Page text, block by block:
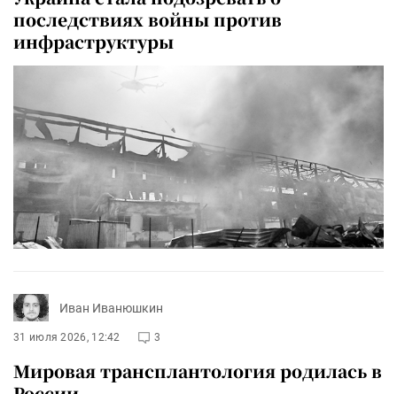
последствиях войны против
инфраструктуры
Иван Иванюшкин
31 июля 2026, 12:42 3
Мировая трансплантология родилась в